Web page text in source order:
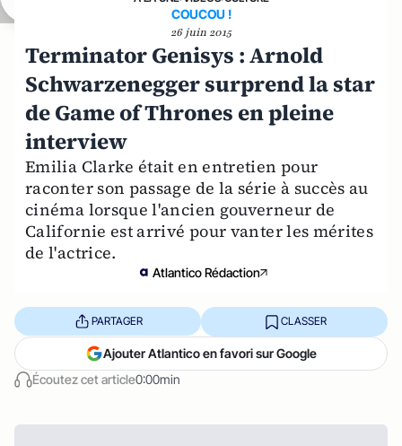
COUCOU !
26 juin 2015
Terminator Genisys : Arnold
Schwarzenegger surprend la star
de Game of Thrones en pleine
interview
Emilia Clarke était en entretien pour
raconter son passage de la série à succès au
cinéma lorsque l'ancien gouverneur de
Californie est arrivé pour vanter les mérites
de l'actrice.
Atlantico Rédaction
Écoutez cet article0:00min
PARTAGER CLASSER
Ajouter Atlantico en favori sur Google